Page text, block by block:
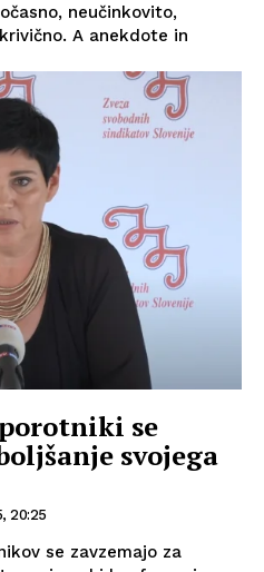
neučinkovito,
A anekdote in
se
svojega
20:25
se zavzemajo za